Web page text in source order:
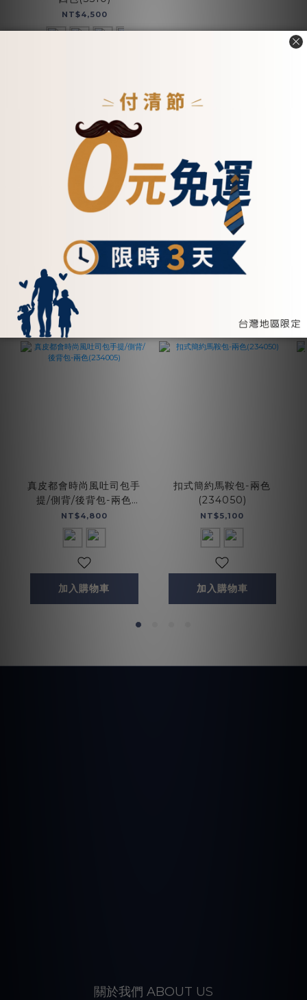
NT$4,500
加入購物車
真皮都會時尚風吐司包手
提/側背/後背包-兩色
(234005)
NT$4,800
加入購物車
扣式簡約馬鞍包-兩色
(234050)
NT$5,100
加入購物車
關於我們 ABOUT US